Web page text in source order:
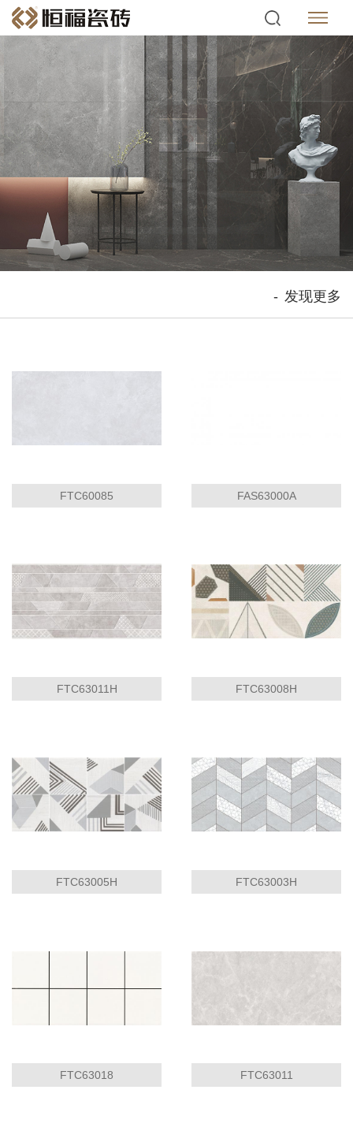
- 发现更多
FTC60085 FAS63000A
FTC63011H FTC63008H
FTC63005H FTC63003H
FTC63018 FTC63011